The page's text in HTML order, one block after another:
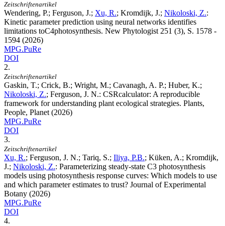
Zeitschriftenartikel
Wendering, P.; Ferguson, J.; Xu, R.; Kromdijk, J.; Nikoloski, Z.:
Kinetic parameter prediction using neural networks identifies
limitations toC4photosynthesis. New Phytologist 251 (3), S. 1578 -
1594 (2026)
MPG.PuRe
DOI
2.
Zeitschriftenartikel
Gaskin, T.; Crick, B.; Wright, M.; Cavanagh, A. P.; Huber, K.;
Nikoloski, Z.; Ferguson, J. N.: CSRcalculator: A reproducible
framework for understanding plant ecological strategies. Plants,
People, Planet (2026)
MPG.PuRe
DOI
3.
Zeitschriftenartikel
Xu, R.; Ferguson, J. N.; Tariq, S.; Iliya, P.B.; Küken, A.; Kromdijk,
J.; Nikoloski, Z.: Parameterizing steady-state C3 photosynthesis
models using photosynthesis response curves: Which models to use
and which parameter estimates to trust? Journal of Experimental
Botany (2026)
MPG.PuRe
DOI
4.